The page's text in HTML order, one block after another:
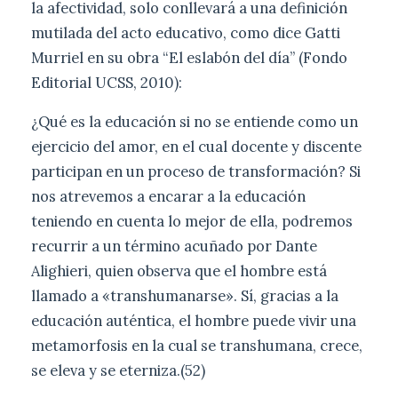
la afectividad, solo conllevará a una definición
mutilada del acto educativo, como dice Gatti
Murriel en su obra “El eslabón del día” (Fondo
Editorial UCSS, 2010):
¿Qué es la educación si no se entiende como un
ejercicio del amor, en el cual docente y discente
participan en un proceso de transformación? Si
nos atrevemos a encarar a la educación
teniendo en cuenta lo mejor de ella, podremos
recurrir a un término acuñado por Dante
Alighieri, quien observa que el hombre está
llamado a «transhumanarse». Sí, gracias a la
educación auténtica, el hombre puede vivir una
metamorfosis en la cual se transhumana, crece,
se eleva y se eterniza.(52)